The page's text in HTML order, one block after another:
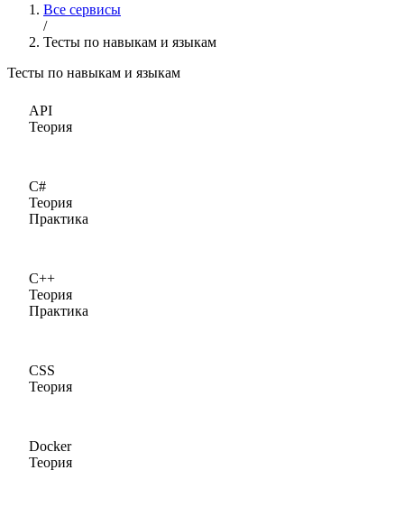
Все сервисы
/
Тесты по навыкам и языкам
Тесты по навыкам и языкам
API
Теория
C#
Теория
Практика
C++
Теория
Практика
CSS
Теория
Docker
Теория